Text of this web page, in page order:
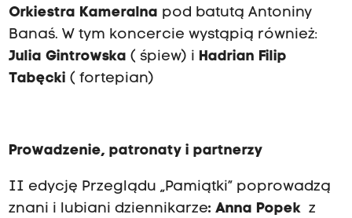
Orkiestra Kameralna pod batutą Antoniny
Banaś. W tym koncercie wystąpią również:
Julia Gintrowska ( śpiew) i Hadrian Filip
Tabęcki ( fortepian)
Prowadzenie, patronaty i partnerzy
II edycję Przeglądu „Pamiątki” poprowadzą
znani i lubiani dziennikarze: Anna Popek z